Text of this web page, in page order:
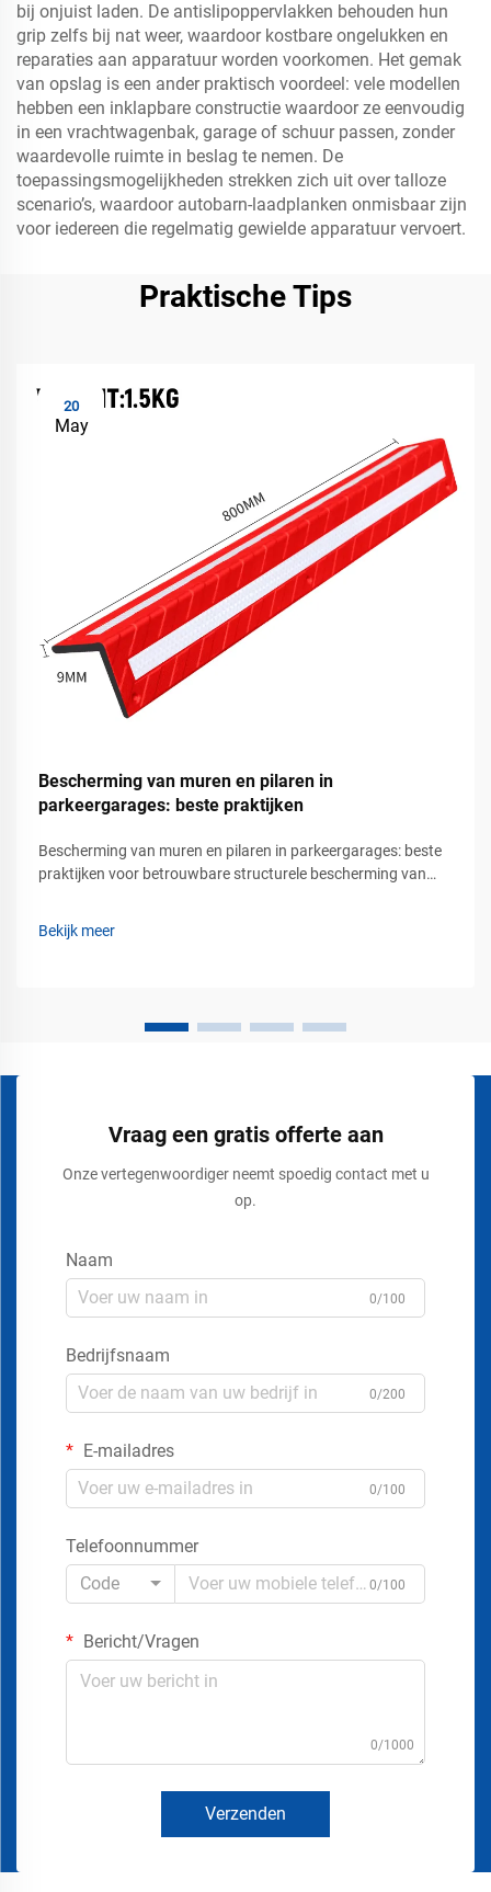
bij onjuist laden. De antislipoppervlakken behouden hun
grip zelfs bij nat weer, waardoor kostbare ongelukken en
reparaties aan apparatuur worden voorkomen. Het gemak
van opslag is een ander praktisch voordeel: vele modellen
hebben een inklapbare constructie waardoor ze eenvoudig
in een vrachtwagenbak, garage of schuur passen, zonder
waardevolle ruimte in beslag te nemen. De
toepassingsmogelijkheden strekken zich uit over talloze
scenario’s, waardoor autobarn-laadplanken onmisbaar zijn
voor iedereen die regelmatig gewielde apparatuur vervoert.
Praktische Tips
20
May
Bescherming van muren en pilaren in
parkeergarages: beste praktijken
Bescherming van muren en pilaren in parkeergarages: beste
praktijken voor betrouwbare structurele bescherming van
Bestuurders rijden in smalle parkeerplaatsen, navigeren...
Bekijk meer
Vraag een gratis offerte aan
Onze vertegenwoordiger neemt spoedig contact met u
op.
Naam
0/100
Bedrijfsnaam
0/200
E-mailadres
0/100
Telefoonnummer
Code
0/100
Bericht/Vragen
0/1000
Verzenden